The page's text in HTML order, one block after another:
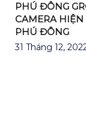
PHÚ ĐÔNG
CAMERA
PHÚ ĐÔNG
31 Tháng 12,